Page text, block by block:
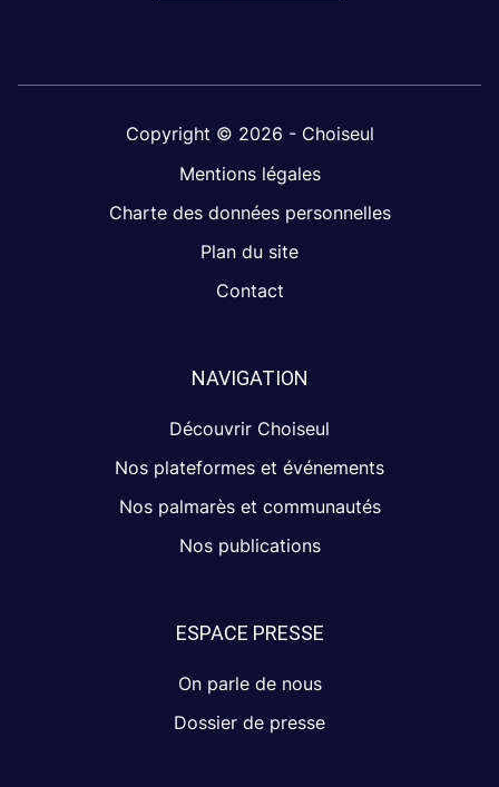
Copyright © 2026 - Choiseul
Mentions légales
Charte des données personnelles
Plan du site
Contact
NAVIGATION
Découvrir Choiseul
Nos plateformes et événements
Nos palmarès et communautés
Nos publications
ESPACE PRESSE
On parle de nous
Dossier de presse